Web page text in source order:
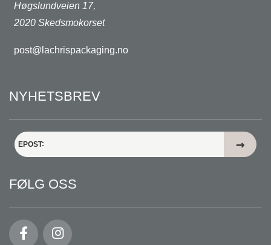
Høgslundveien 17,
2020 Skedsmokorset
post@lachrispackaging.no
NYHETSBREV
EPOST
FØLG OSS